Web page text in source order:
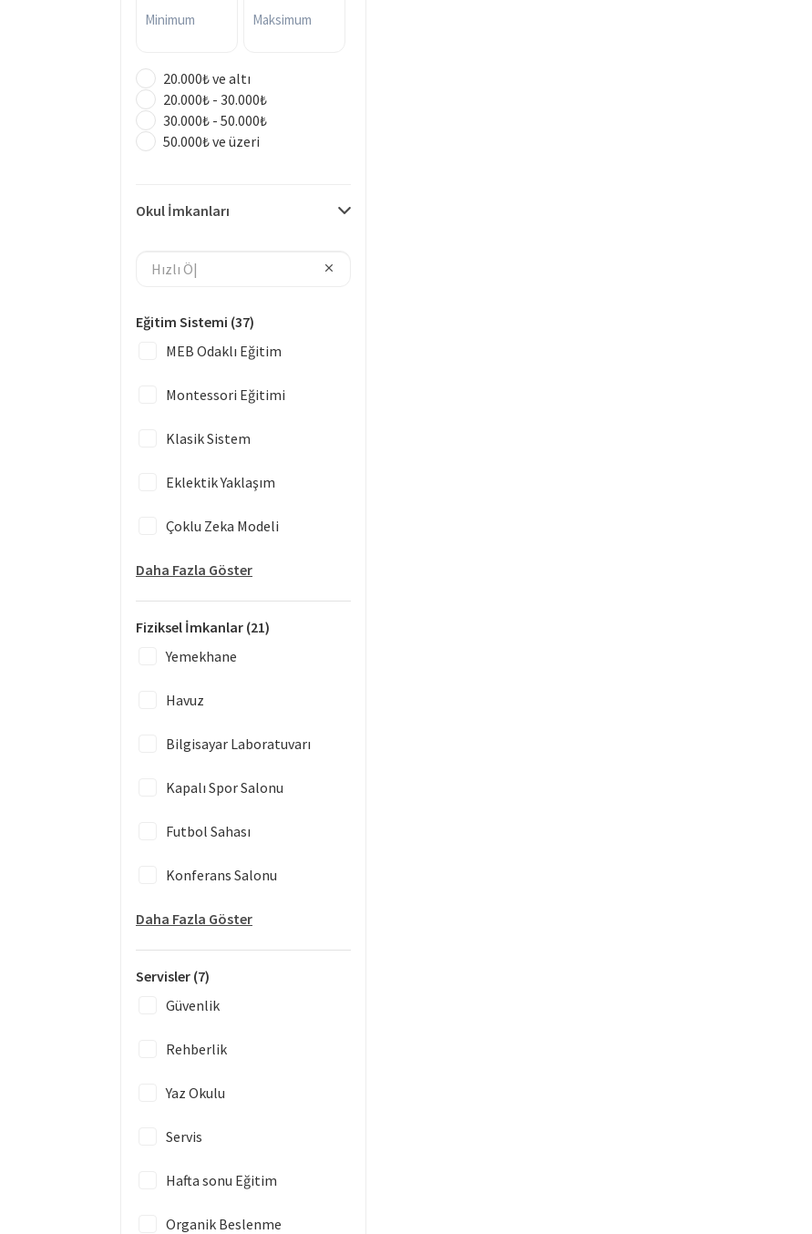
Minimum Maksimum
20.000₺ ve altı
20.000₺ - 30.000₺
30.000₺ - 50.000₺
50.000₺ ve üzeri
Okul İmkanları
Eğitim Sistemi (37)
MEB Odaklı Eğitim
Montessori Eğitimi
Klasik Sistem
Eklektik Yaklaşım
Çoklu Zeka Modeli
Daha Fazla Göster
Fiziksel İmkanlar (21)
Yemekhane
Havuz
Bilgisayar Laboratuvarı
Kapalı Spor Salonu
Futbol Sahası
Konferans Salonu
Daha Fazla Göster
Servisler (7)
Güvenlik
Rehberlik
Yaz Okulu
Servis
Hafta sonu Eğitim
Organik Beslenme